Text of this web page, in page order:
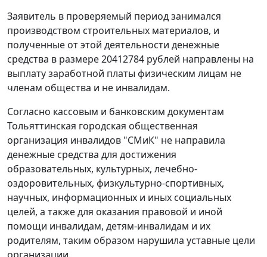
Заявитель в проверяемый период занимался
производством строительных материалов, и
полученные от этой деятельности денежные
средства в размере 20412784 рублей направлены на
выплату заработной платы физическим лицам не
членам общества и не инвалидам.
Согласно кассовым и банковским документам
Тольяттинская городская общественная
организация инвалидов "СМиК" не направила
денежные средства для достижения
образовательных, культурных, лечебно-
оздоровительных, физкультурно-спортивных,
научных, информационных и иных социальных
целей, а также для оказания правовой и иной
помощи инвалидам, детям-инвалидам и их
родителям, таким образом нарушила уставные цели